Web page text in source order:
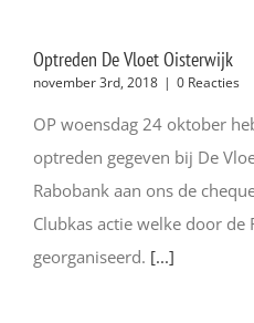
Optreden De Vloet Oisterwijk
november 3rd, 2018 | 0 Reacties
OP woensdag 24 oktober
optreden gegeven bij De
Rabobank aan ons de
Clubkas actie welke door de
georganiseerd. [...]